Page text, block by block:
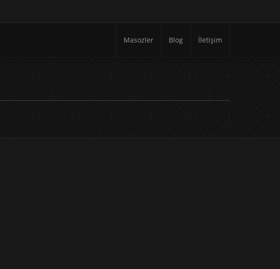
Masozler Blog İletişim